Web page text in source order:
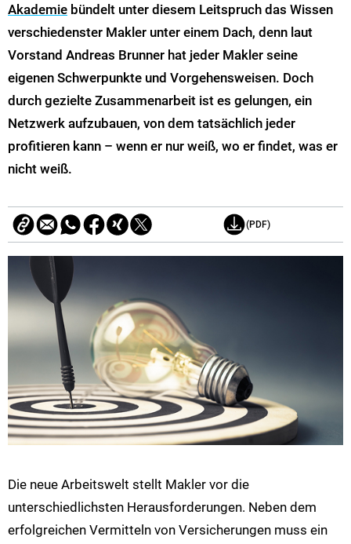
Akademie bündelt unter diesem Leitspruch das Wissen
verschiedenster Makler unter einem Dach, denn laut
Vorstand Andreas Brunner hat jeder Makler seine
eigenen Schwerpunkte und Vorgehensweisen. Doch
durch gezielte Zusammenarbeit ist es gelungen, ein
Netzwerk aufzubauen, von dem tatsächlich jeder
profitieren kann – wenn er nur weiß, wo er findet, was er
nicht weiß.
(PDF)
Die neue Arbeitswelt stellt Makler vor die
unterschiedlichsten Herausforderungen. Neben dem
erfolgreichen Vermitteln von Versicherungen muss ein